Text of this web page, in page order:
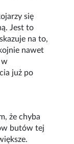
się
. Jest to
na to,
nawet
w
już po
że chyba
butów tej